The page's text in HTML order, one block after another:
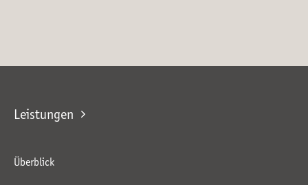
Leistungen
Überblick